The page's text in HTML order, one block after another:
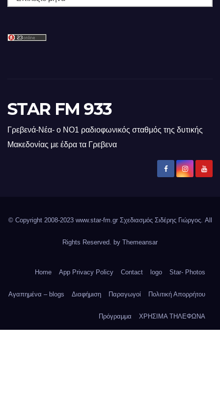
STAR FM 933
Γρεβενά-Νέα- ο ΝΟ1 ραδιοφωνικός σταθμός της δυτικής
Μακεδονίας με έδρα τα Γρεβενα
© Copyright 2008-2023 www.star-fm.gr Σχεδιασμός Σιδέρης Γιώργος. All
Rights Reserved. by Themeansar
Home App Privacy Policy Contact logo Star- Photos
Αγαπημένα – blogs Διαφήμιση Παραγωγοί Πολιτική Απορρήτου
Πρόγραμμα ΧΡΗΣΙΜΑ ΤΗΛΕΦΩΝΑ